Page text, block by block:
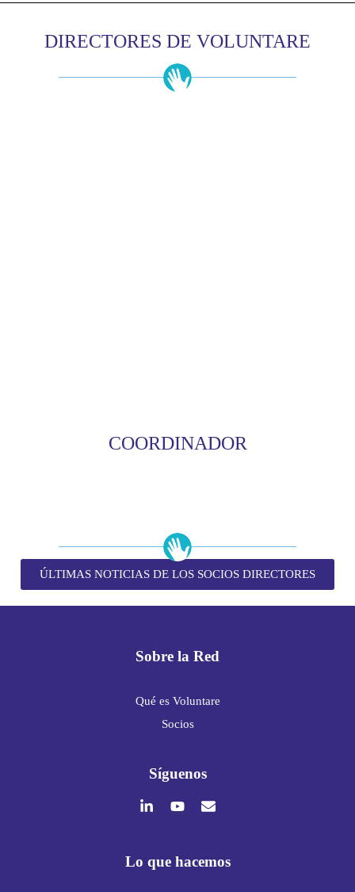
DIRECTORES DE VOLUNTARE
COORDINADOR
ÚLTIMAS NOTICIAS DE LOS SOCIOS DIRECTORES
Sobre la Red
Qué es Voluntare
Socios
Síguenos
Lo que hacemos